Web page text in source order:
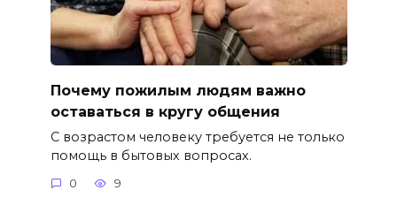
Почему пожилым людям важно
оставаться в кругу общения
С возрастом человеку требуется не только
помощь в бытовых вопросах.
0 9